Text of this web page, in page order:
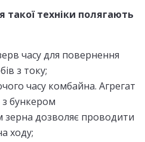
такої техніки полягають
часу для повернення
з току;
часу комбайна. Агрегат
з бункером
зерна дозволяє проводити
ходу;